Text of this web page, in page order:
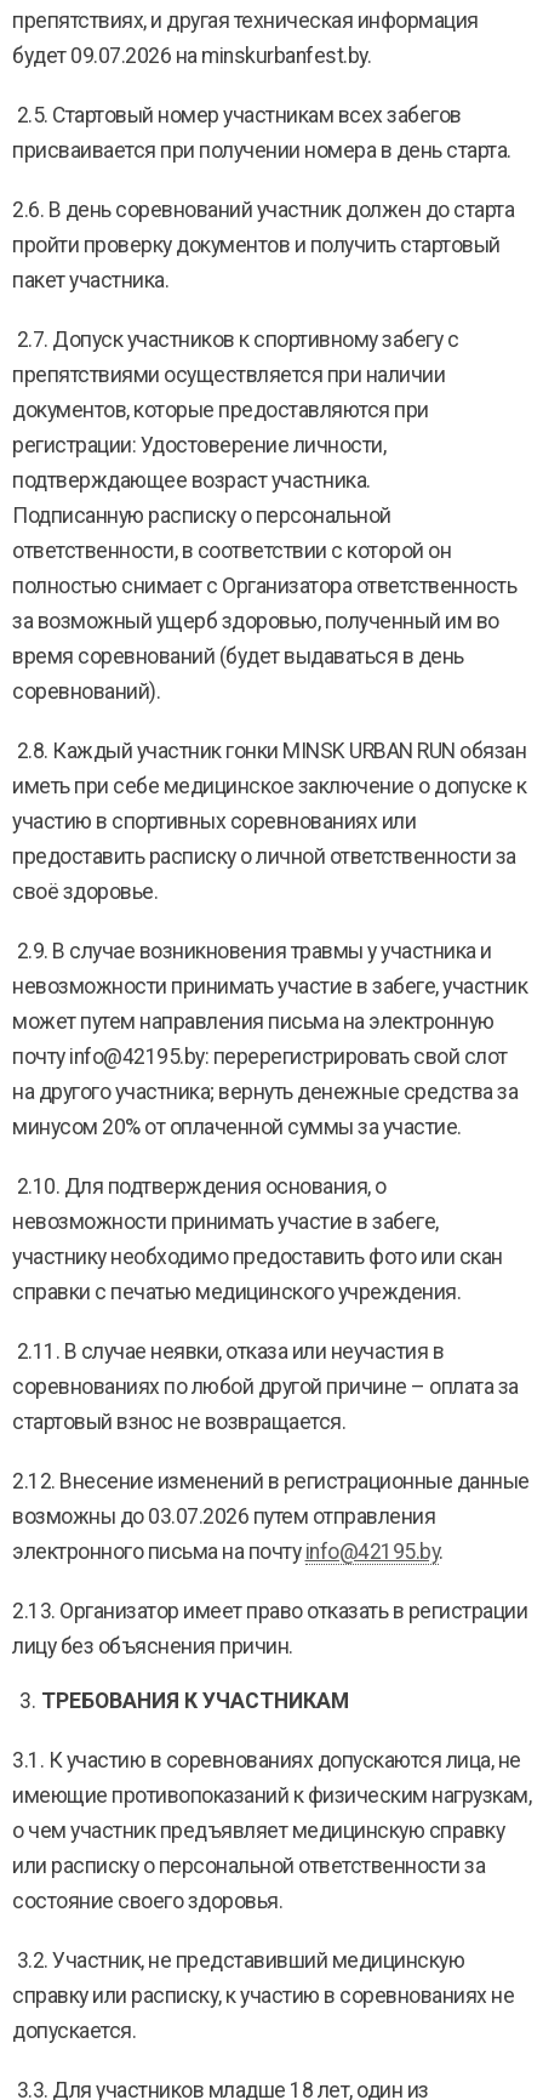
препятствиях, и другая техническая информация
будет 09.07.2026 на minskurbanfest.by.
2.5. Стартовый номер участникам всех забегов
присваивается при получении номера в день старта.
2.6. В день соревнований участник должен до старта
пройти проверку документов и получить стартовый
пакет участника.
2.7. Допуск участников к спортивному забегу с
препятствиями осуществляется при наличии
документов, которые предоставляются при
регистрации: Удостоверение личности,
подтверждающее возраст участника.
Подписанную расписку о персональной
ответственности, в соответствии с которой он
полностью снимает с Организатора ответственность
за возможный ущерб здоровью, полученный им во
время соревнований (будет выдаваться в день
соревнований).
2.8. Каждый участник гонки MINSK URBAN RUN обязан
иметь при себе медицинское заключение о допуске к
участию в спортивных соревнованиях или
предоставить расписку о личной ответственности за
своё здоровье.
2.9. В случае возникновения травмы у участника и
невозможности принимать участие в забеге, участник
может путем направления письма на электронную
почту info@42195.by: перерегистрировать свой слот
на другого участника; вернуть денежные средства за
минусом 20% от оплаченной суммы за участие.
2.10. Для подтверждения основания, о
невозможности принимать участие в забеге,
участнику необходимо предоставить фото или скан
справки с печатью медицинского учреждения.
2.11. В случае неявки, отказа или неучастия в
соревнованиях по любой другой причине – оплата за
стартовый взнос не возвращается.
2.12. Внесение изменений в регистрационные данные
возможны до 03.07.2026 путем отправления
электронного письма на почту info@42195.by.
2.13. Организатор имеет право отказать в регистрации
лицу без объяснения причин.
ТРЕБОВАНИЯ К УЧАСТНИКАМ
3.1. К участию в соревнованиях допускаются лица, не
имеющие противопоказаний к физическим нагрузкам,
о чем участник предъявляет медицинскую справку
или расписку о персональной ответственности за
состояние своего здоровья.
3.2. Участник, не представивший медицинскую
справку или расписку, к участию в соревнованиях не
допускается.
3.3. Для участников младше 18 лет, один из